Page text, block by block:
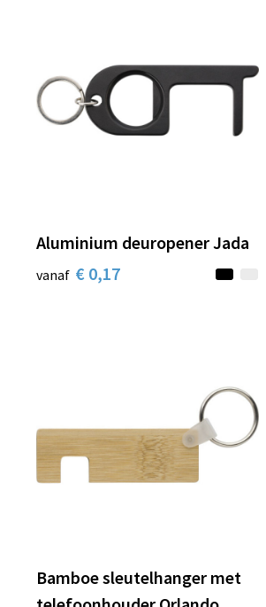
Aluminium deuropener Jada
vanaf € 0,17
Bamboe sleutelhanger met